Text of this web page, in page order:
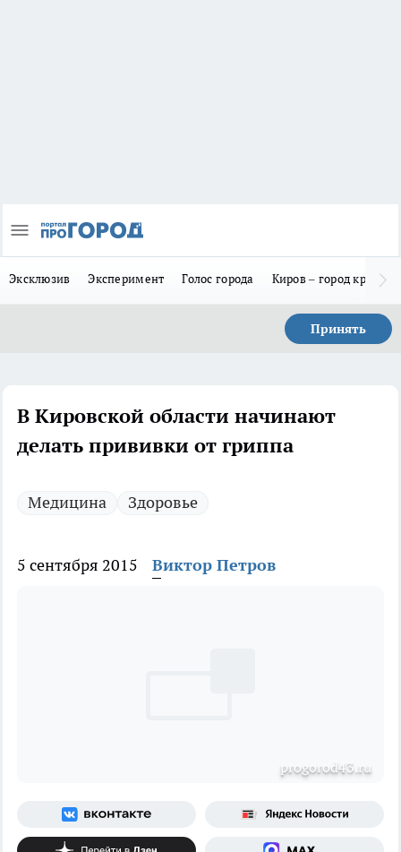
Эксклюзив Эксперимент Голос города Киров – город
Принять
В Кировской области начинают
делать прививки от гриппа
Медицина Здоровье
5 сентября 2015 Виктор Петров
рrogorod43.ru